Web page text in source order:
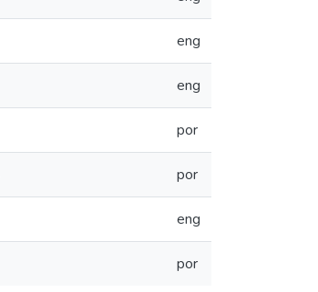
eng
eng
por
por
eng
por